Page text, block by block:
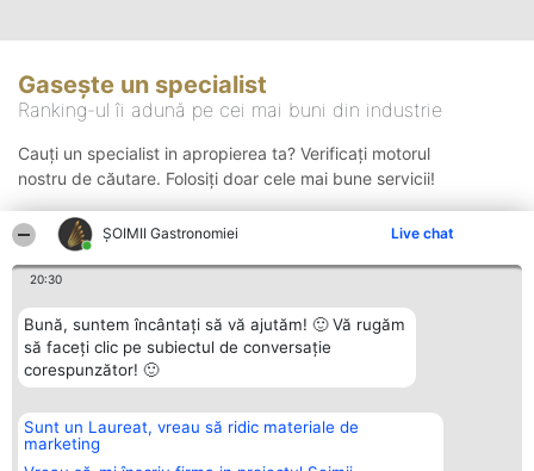
ȘOIMII Gastronomiei Live chat
20:30
Bună, suntem încântați să vă ajutăm! 🙂 Vă rugăm
să faceți clic pe subiectul de conversație
corespunzător! 🙂
Sunt un Laureat, vreau să ridic materiale de
marketing
Gasește un specialist
Ranking-ul îi adună pe cei mai buni din industrie
Cauți un specialist in apropierea ta? Verificați motorul
nostru de căutare. Folosiți doar cele mai bune servicii!
Organizator Ranking
BRIGHT SOLUTIONS BR SRL
Aleea Timisul De Sus 2 Bl. A30
Plebiscyt
Lista Tuturor
Contact